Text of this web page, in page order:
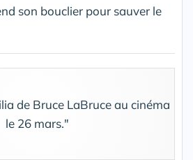
son bouclier pour sauver le